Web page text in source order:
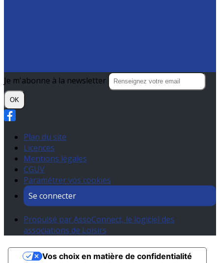
Je m'abonne à la newsletter
OK
Plan du site
Licences
Mentions légales
CGUV
Paramétrer vos cookies
Se connecter
Propulsé par AssoConnect, le logiciel des
associations de Loisirs
Vos choix en matière de confidentialité